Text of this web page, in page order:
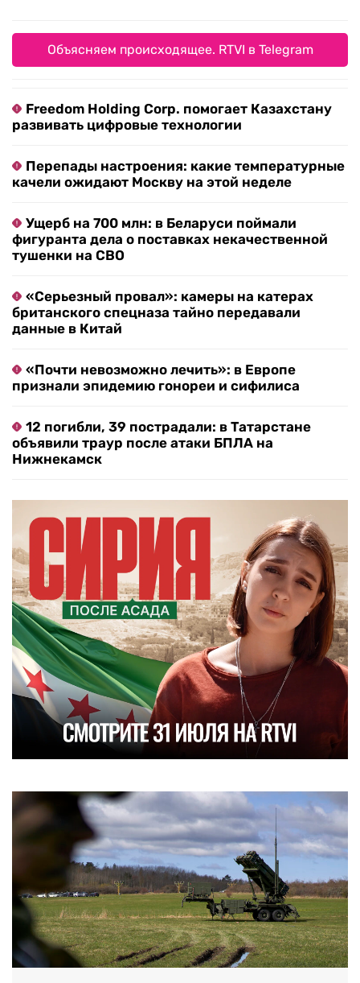
Объясняем происходящее. RTVI в Telegram
Freedom Holding Corp. помогает Казахстану
развивать цифровые технологии
Перепады настроения: какие температурные
качели ожидают Москву на этой неделе
Ущерб на 700 млн: в Беларуси поймали
фигуранта дела о поставках некачественной
тушенки на СВО
«Серьезный провал»: камеры на катерах
британского спецназа тайно передавали
данные в Китай
«Почти невозможно лечить»: в Европе
признали эпидемию гонореи и сифилиса
12 погибли, 39 пострадали: в Татарстане
объявили траур после атаки БПЛА на
Нижнекамск